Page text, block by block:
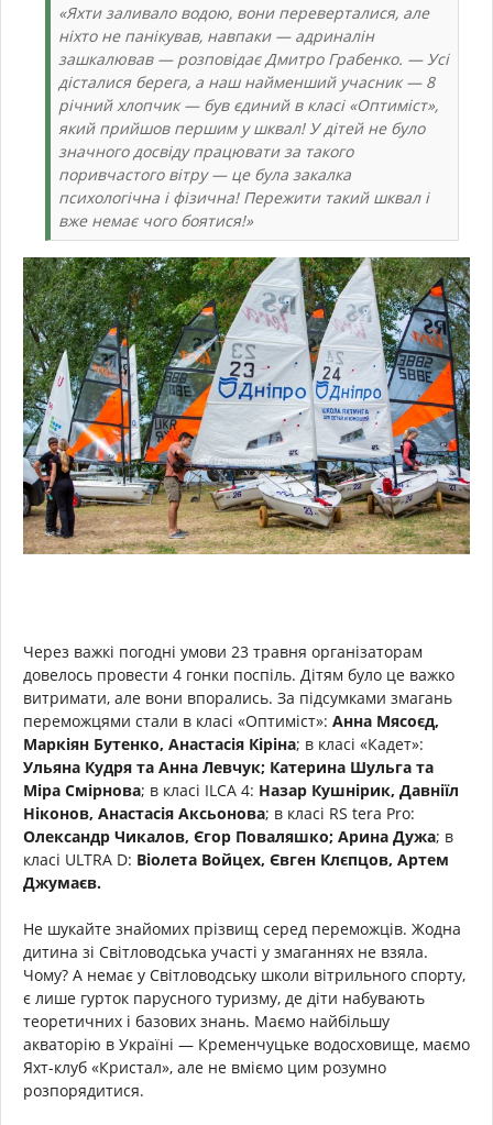
«Яхти заливало водою, вони переверталися, але
ніхто не панікував, навпаки — адриналін
зашкалював — розповідає Дмитро Грабенко. — Усі
дісталися берега, а наш найменший учасник — 8
річний хлопчик — був єдиний в класі «Оптиміст»,
який прийшов першим у шквал! У дітей не було
значного досвіду працювати за такого
поривчастого вітру — це була закалка
психологічна і фізична! Пережити такий шквал і
вже немає чого боятися!»
Через важкі погодні умови 23 травня організаторам
довелось провести 4 гонки поспіль. Дітям було це важко
витримати, але вони впорались. За підсумками змагань
переможцями стали в класі «Оптиміст»: Анна Мясоєд,
Маркіян Бутенко, Анастасія Кіріна; в класі «Кадет»:
Ульяна Кудря та Анна Левчук; Катерина Шульга та
Міра Смірнова; в класі ILCA 4: Назар Кушнірик, Давніїл
Ніконов, Анастасія Аксьонова; в класі RS tera Pro:
Олександр Чикалов, Єгор Поваляшко; Арина Дужа; в
класі ULTRA D: Віолета Войцех, Євген Клєпцов, Артем
Джумаєв.
Не шукайте знайомих прізвищ серед переможців. Жодна
дитина зі Світловодська участі у змаганнях не взяла.
Чому? А немає у Світловодську школи вітрильного спорту,
є лише гурток парусного туризму, де діти набувають
теоретичних і базових знань. Маємо найбільшу
акваторію в Україні — Кременчуцьке водосховище, маємо
Яхт-клуб «Кристал», але не вміємо цим розумно
розпорядитися.